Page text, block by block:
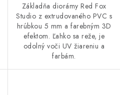
Základňa diorámy Red Fox
Studio z extrudovaného PVC s
hrúbkou 5 mm a farebným 3D
efektom. Ľahko sa reže, je
odolný voči UV žiareniu a
farbám.